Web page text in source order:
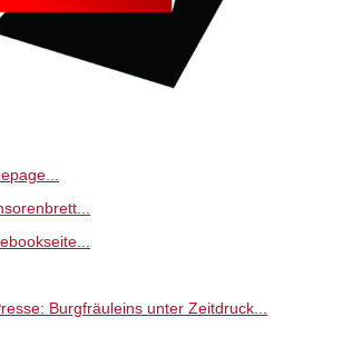
Burgfräuleins unter Zeitdruck...